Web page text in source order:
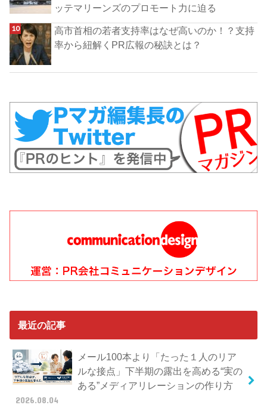
ッテマリーンズのプロモート力に迫る
高市首相の若者支持率はなぜ高いのか！？支持
率から紐解くPR広報の秘訣とは？
最近の記事
メール100本より「たった１人のリア
ルな接点」下半期の露出を高める“実の
ある”メディアリレーションの作り方
2026.08.04